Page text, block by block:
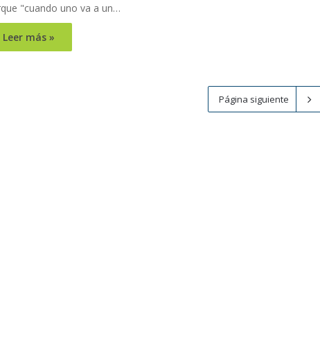
"cuando uno va a un…
Leer más »
Página siguiente